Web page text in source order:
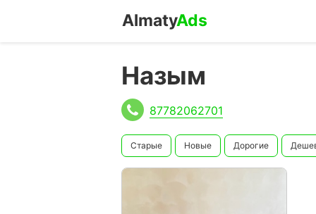
AlmatyAds
Назым
87782062701
Старые Новые Дорогие